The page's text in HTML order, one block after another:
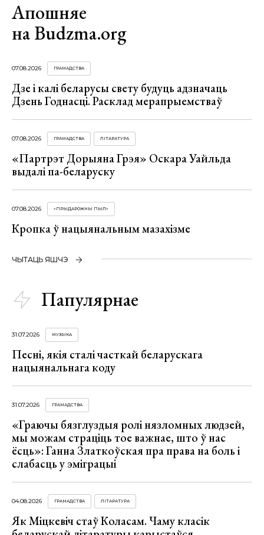
Апошняе
на Budzma.org
07.08.2026 ГРАМАДСТВА
Дзе і калі беларусы свету будуць адзначаць
Дзень Годнасці. Расклад мерапрыемстваў
07.08.2026 ГРАМАДСТВА ЛІТАРАТУРА
«Партрэт Дорыяна Грэя» Оскара Уайльда
выдалі па-беларуску
07.08.2026 «ПРЫДАРОЖНЫ ПЫЛ»
Кропка ў нацыянальным мазахізме
ЧЫТАЦЬ ЯШЧЭ
Папулярнае
31.07.2026 МУЗЫКА
Песні, якія сталі часткай беларускага
нацыянальнага коду
31.07.2026 ГРАМАДСТВА
«Граючы бязглуздыя ролі нязломных людзей,
мы можам страціць тое важнае, што ў нас
ёсць»: Ганна Златкоўская пра права на боль і
слабасць у эміграцыі
04.08.2026 ГРАМАДСТВА ЛІТАРАТУРА
Як Міцкевіч стаў Коласам. Чаму класік